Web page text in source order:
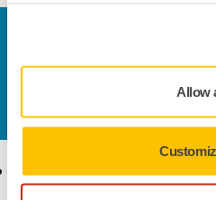
Allow
Daha fazla bilgi edinmek
ve uzman
Ürünler